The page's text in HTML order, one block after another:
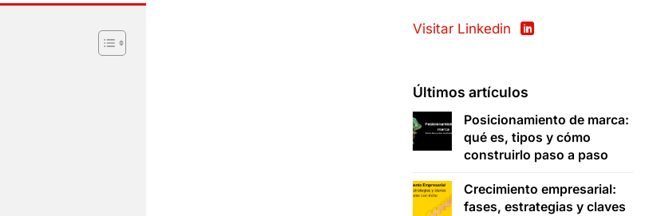
Visitar Linkedin
Últimos artículos
Posicionamiento de marca:
qué es, tipos y cómo
construirlo paso a paso
Crecimiento empresarial:
fases, estrategias y claves